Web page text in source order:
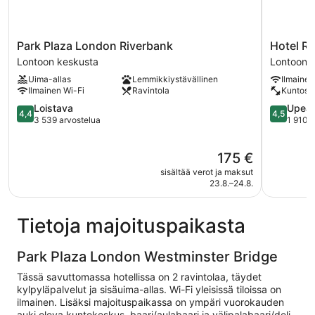
Park
Plaza
London
Riverbank
Lontoon
keskusta
Park Plaza London Riverbank
Lontoon keskusta
Uima-allas
Lemmikkiystävällinen
Ilmainen Wi-Fi
Ravintola
4.4
kautta
4,4 Loistava
3 539 arvostelua
Hinta
on
175 €
175 €
sisältää verot ja maksut
23.8.–24.8.
Hotel
Riu
Plaza
London
The
Lontoon
Hotel
Lontoon
4.5
kautta
4,5 Upea
1 910
Tietoja majoituspaikasta
Park Plaza London Westminster Bridge
Tässä savuttomassa hotellissa on 2 ravintolaa, täydet
kylpyläpalvelut ja sisäuima-allas. Wi-Fi yleisissä tiloissa on
ilmainen. Lisäksi majoituspaikassa on ympäri vuorokauden